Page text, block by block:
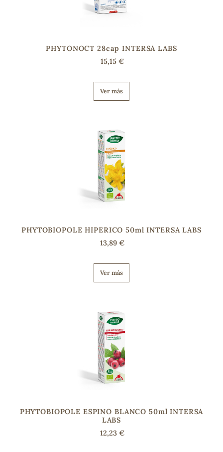
PHYTONOCT 28cap INTERSA LABS
15,15 €
Ver más
PHYTOBIOPOLE HIPERICO 50ml INTERSA LABS
13,89 €
Ver más
PHYTOBIOPOLE ESPINO BLANCO 50ml INTERSA
LABS
12,23 €